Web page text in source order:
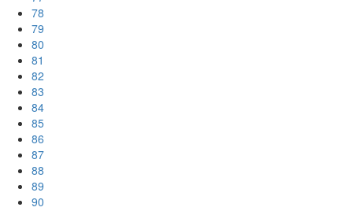
78
79
80
81
82
83
84
85
86
87
88
89
90